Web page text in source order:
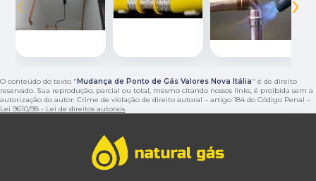
O conteúdo do texto "Mudança de Ponto de Gás Valores Nova Itália" é de direito
reservado. Sua reprodução, parcial ou total, mesmo citando nossos links, é proibida sem a
autorização do autor. Crime de violação de direito autoral – artigo 184 do Código Penal –
Lei 9610/98 - Lei de direitos autorais.